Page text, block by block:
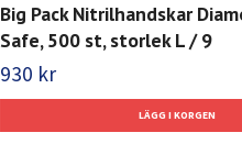
Big Pack Nitrilhandskar
Safe, 500 st, storlek L / 9
930 kr